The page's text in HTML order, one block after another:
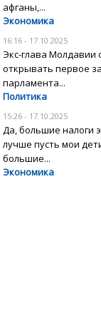
афганы,...
Экономика
16:16 - 17.10.2025
Экс-глава Молдавии
открывать первое
парламента...
Политика
15:26 - 17.10.2025
Да, большие налоги
лучше пусть мои
большие...
Экономика